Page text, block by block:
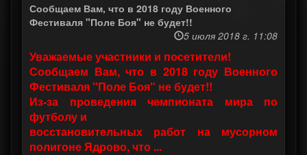
Сообщаем Вам, что в 2018 году Военного
Фестиваля "Поле Боя" не будет!!
5 июля 2018 г. 11:08
Уважаемые участники и посетители!
Сообщаем Вам, что в 2018 году Военного
Фестиваля "Поле Боя" не будет!!
Из-за проведения чемпионата мира по
футболу и
восстановительных работ на мусорном
полигоне Ядрово, что ...